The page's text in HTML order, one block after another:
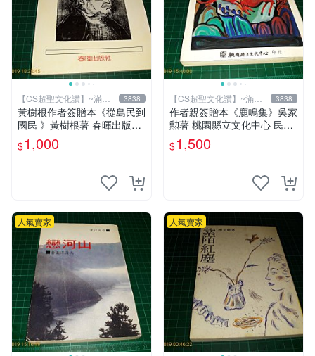
【CS超聖文化讚】~滿千
元送運
3838
黃樹根作者簽贈本《從島民到
國民 》黃樹根著 春暉出版社
民國78年出版 扉頁有斑 【C
S 超聖文化讚】
$1,000
【CS超聖文化讚】~滿千
元送運
3838
作者親簽贈本《鹿鳴集》吳家
勲著 桃園縣立文化中心 民國
85年初版 8成新 【CS超聖文
化讚】
$1,500
人氣賣家 人氣賣家